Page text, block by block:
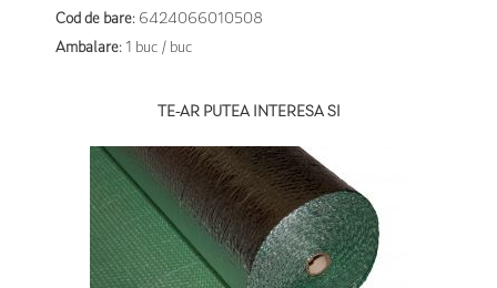
Cod de bare: 6424066010508
Ambalare: 1 buc / buc
TE-AR PUTEA INTERESA SI